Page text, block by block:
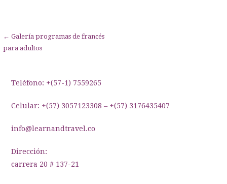
Navegación
de
entradas
← Galería programas de francés
para adultos
Teléfono: +(57-1) 7559265
Celular: +(57) 3057123308 – +(57) 3176435407
info@learnandtravel.co
Dirección:
carrera 20 # 137-21